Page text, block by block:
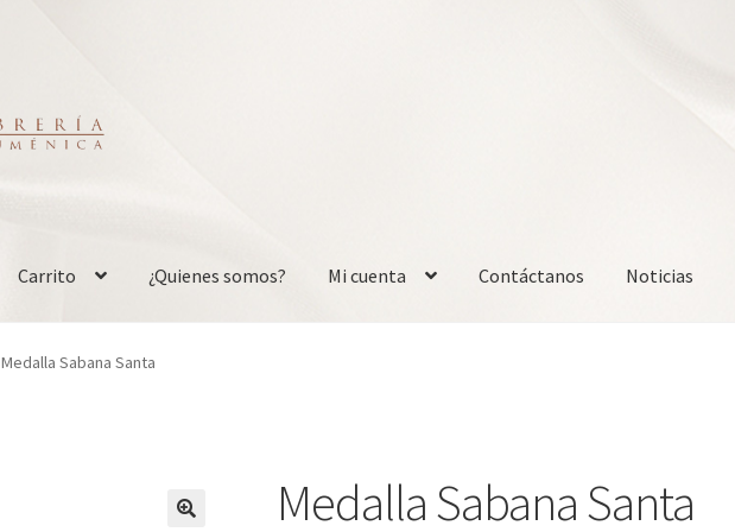
Carrito ¿Quienes somos? Mi cuenta Contáctanos Noticias
¿Quienes somos?
Medalla Sabana Santa
Medalla Sabana Santa